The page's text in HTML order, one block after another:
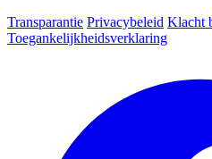
Transparantie Privacybeleid Klacht
Toegankelijkheidsverklaring